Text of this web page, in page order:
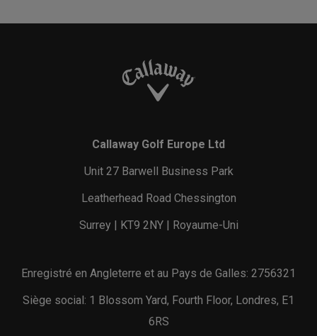
Callaway Golf Europe Ltd
Unit 27 Barwell Business Park
Leatherhead Road Chessington
Surrey | KT9 2NY | Royaume-Uni
Enregistré en Angleterre et au Pays de Galles: 2756321
Siège social: 1 Blossom Yard, Fourth Floor, Londres, E1
6RS